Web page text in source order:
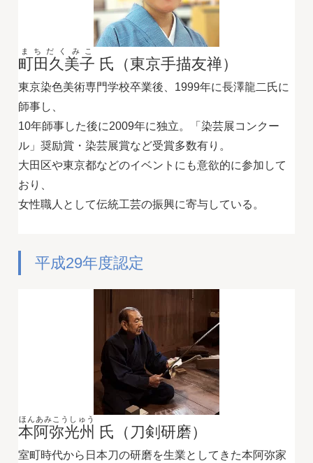
町田久美子
まちだくみこ
氏（東京手描友禅）
東京染色美術専門学校卒業後、1999年に長澤龍二氏に
師事し、
10年師事した後に2009年に独立。「染芸展コンクー
ル」奨励賞・染芸展賞など受賞多数有り。
大田区や東京都などのイベントにも意欲的に参加して
おり、
女性職人として伝統工芸の振興に寄与している。
平成29年度認定
本阿弥光州
ほんあみこうしゅう
氏（刀剣研磨）
室町時代から日本刀の研磨を生業としてきた本阿弥家